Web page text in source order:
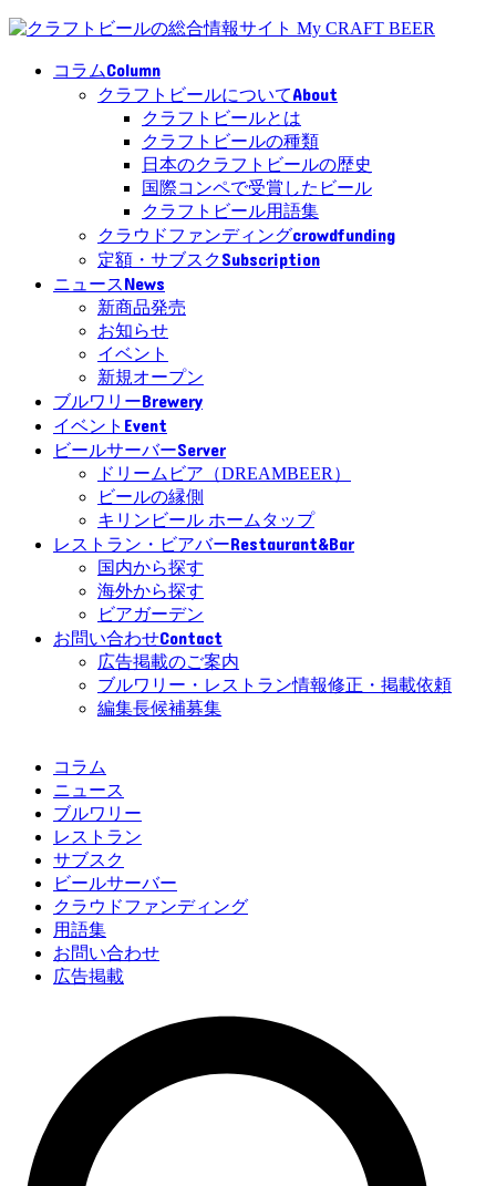
コラムColumn
クラフトビールについてAbout
クラフトビールとは
クラフトビールの種類
日本のクラフトビールの歴史
国際コンペで受賞したビール
クラフトビール用語集
クラウドファンディングcrowdfunding
定額・サブスクSubscription
ニュースNews
新商品発売
お知らせ
イベント
新規オープン
ブルワリーBrewery
イベント Event
ビールサーバーServer
ドリームビア（DREAMBEER）
ビールの縁側
キリンビール ホームタップ
レストラン・ビアバーRestaurant&Bar
国内から探す
海外から探す
ビアガーデン
お問い合わせContact
広告掲載のご案内
ブルワリー・レストラン情報修正・掲載依頼
編集長候補募集
コラム
ニュース
ブルワリー
レストラン
サブスク
ビールサーバー
クラウドファンディング
用語集
お問い合わせ
広告掲載